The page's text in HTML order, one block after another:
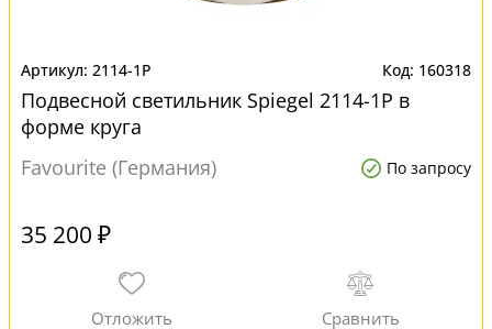
2114-1P 160318
Подвесной светильник Spiegel 2114-1P в
форме круга
Favourite (Германия)
По запросу
35 200 ₽